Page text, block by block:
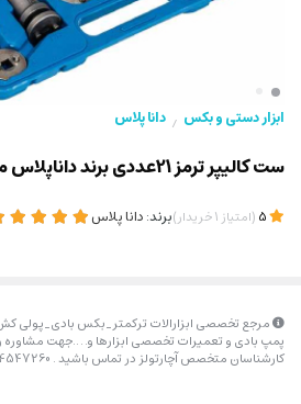
ابزار دستی و بکس / دانا پلاس
ست کالیپر ترمز 21عددی برند داناپلاس مدل D114921
(امتیاز 1خریدار)برند:دانا پلاس
مرجع تخصصی ابزارالات ترکمتر_بکس بادی_پولی
پمپ بادی و تعمیرات تخصصی ابزارها و….جهت مشاوره
کارشناسان متخصص آچارتولز در تماس باشید . 09124547260 – 09127640366